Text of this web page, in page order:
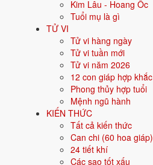
Kim Lâu - Hoang Ốc
Tuổi mụ là gì
TỬ VI
Tử vi hàng ngày
Tử vi tuần mới
Tử vi năm 2026
12 con giáp hợp khắc
Phong thủy hợp tuổi
Mệnh ngũ hành
KIẾN THỨC
Tất cả kiến thức
Can chi (60 hoa giáp)
24 tiết khí
Các sao tốt xấu
Mệnh ngũ hành
Hành tương sinh
Hành tương khắc
Tuổi năm 2026